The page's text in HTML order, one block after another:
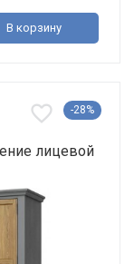
В корзину
-28%
лицевой